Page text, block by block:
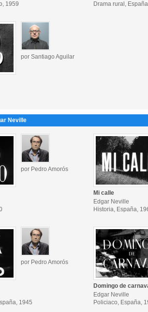
1959
Drama rural,
por Santiago Aguilar
Neville
por Pedro Amorós
Mi calle
Edgar Neville
Historia, España,
por Pedro Amorós
1945
Domingo de
Edgar Neville
Policiaco, España,